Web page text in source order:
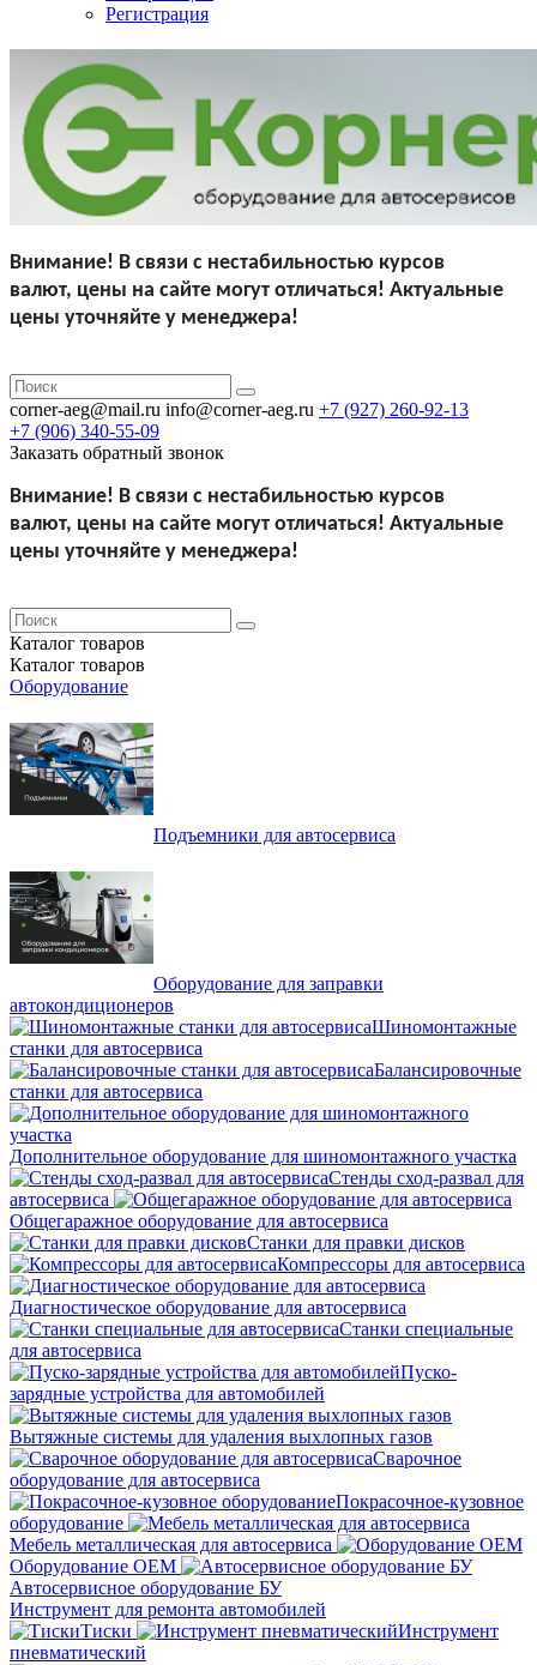
Регистрация
Внимание! В связи с нестабильностью курсов
валют, цены на сайте могут отличаться! Актуальные
цены уточняйте у менеджера!
corner-aeg@mail.ru info@corner-aeg.ru +7 (927) 260-92-13
+7 (906) 340-55-09
Заказать обратный звонок
Внимание! В связи с нестабильностью курсов
валют, цены на сайте могут отличаться! Актуальные
цены уточняйте у менеджера!
Каталог товаров
Каталог товаров
Оборудование
Подъемники для автосервиса
Оборудование для заправки
автокондиционеров
Шиномонтажные
станки для автосервиса
Балансировочные
станки для автосервиса
Дополнительное оборудование для шиномонтажного участка
Стенды сход-развал для
автосервиса
Общегаражное оборудование для автосервиса
Станки для правки дисков
Компрессоры для автосервиса
Диагностическое оборудование для автосервиса
Станки специальные
для автосервиса
Пуско-
зарядные устройства для автомобилей
Вытяжные системы для удаления выхлопных газов
Сварочное
оборудование для автосервиса
Покрасочное-кузовное
оборудование
Мебель металлическая для автосервиса
Оборудование OEM
Автосервисное оборудование БУ
Инструмент для ремонта автомобилей
Тиски
Инструмент
пневматический